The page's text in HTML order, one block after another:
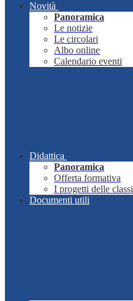
Novità
Panoramica
Le notizie
Le circolari
Albo online
Calendario eventi
Didattica
Panoramica
Offerta formativa
I progetti delle classi
Documenti utili